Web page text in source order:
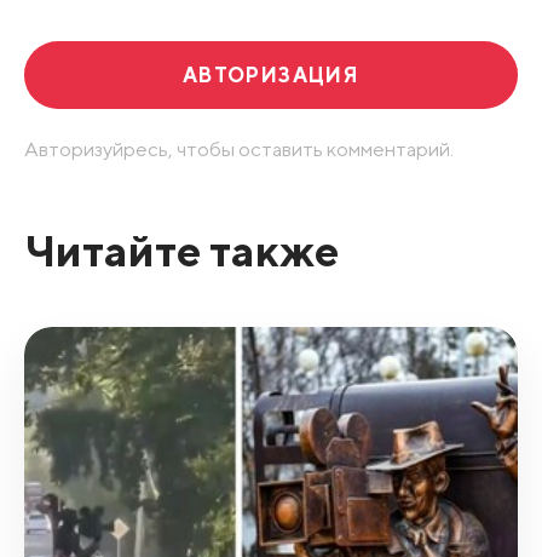
АВТОРИЗАЦИЯ
Авторизуйресь, чтобы оставить комментарий.
Читайте также